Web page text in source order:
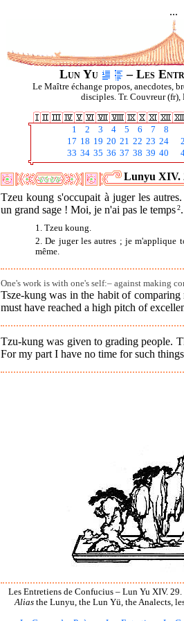
...
Lun Yu – Les
Le Maître échange propos, anecdotes,
disciples. Tr. Couvreur (fr),
1 2 3 4 5 6 7 8
17 18 19 20 21 22 23 24
33 34 35 36 37 38 39 40
Lunyu XIV.
Tzeu koung s'occupait à juger les
un grand sage ! Moi, je n'ai pas le temps2
1. Tzeu koung.
2. De juger les autres ; je m'applique
même.
One's work is with one's self:– against making
Tsze-kung was in the habit of
must have reached a high pitch of
Tzu-kung was given to grading people.
For my part I have no time for such
Les Entretiens de Confucius – Lun Yu XIV.
Alias the Lunyu, the Lun Yü, the Analects,